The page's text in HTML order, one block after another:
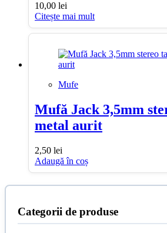
10,00 lei
Citește mai mult
Mufe
Mufă Jack 3,5mm
metal aurit
2,50 lei
Adaugă în coș
Categorii de produse